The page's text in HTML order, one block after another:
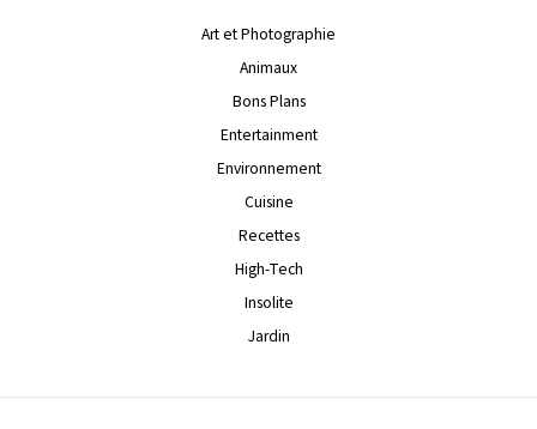
Art et Photographie
Animaux
Bons Plans
Entertainment
Environnement
Cuisine
Recettes
High-Tech
Insolite
Jardin